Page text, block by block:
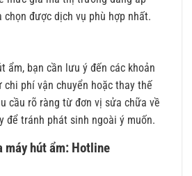
được dịch vụ phù hợp nhất.
ẩm, bạn cần lưu ý đến các khoản
phí vận chuyển hoặc thay thế
cầu rõ ràng từ đơn vị sửa chữa về
để tránh phát sinh ngoài ý muốn.
máy hút ẩm: Hotline